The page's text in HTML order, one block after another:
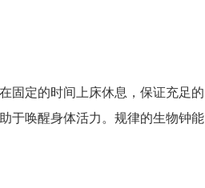
固定的时间上床休息，保证充足的
于唤醒身体活力。规律的生物钟能